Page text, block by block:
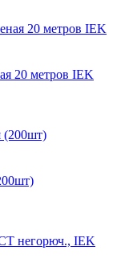
20 метров IEK